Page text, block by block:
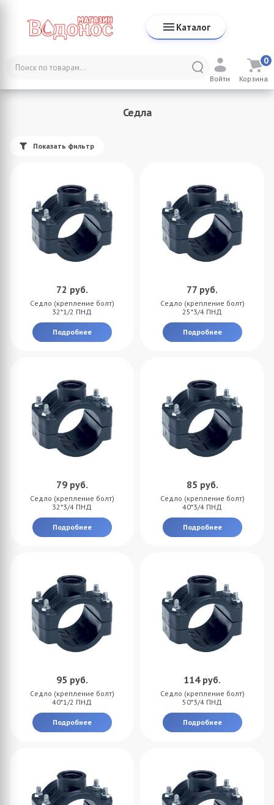
Каталог
Войти Корзина
0
Каталог ПНД Трубы и фитинги
Седла
Показать фильтр
72 руб.
Седло (крепление болт)
32*1/2 ПНД
Подробнее
77 руб.
Седло (крепление болт)
25*3/4 ПНД
Подробнее
79 руб.
Седло (крепление болт)
32*3/4 ПНД
Подробнее
85 руб.
Седло (крепление болт)
40*3/4 ПНД
Подробнее
95 руб.
Седло (крепление болт)
40*1/2 ПНД
Подробнее
114 руб.
Седло (крепление болт)
50*3/4 ПНД
Подробнее